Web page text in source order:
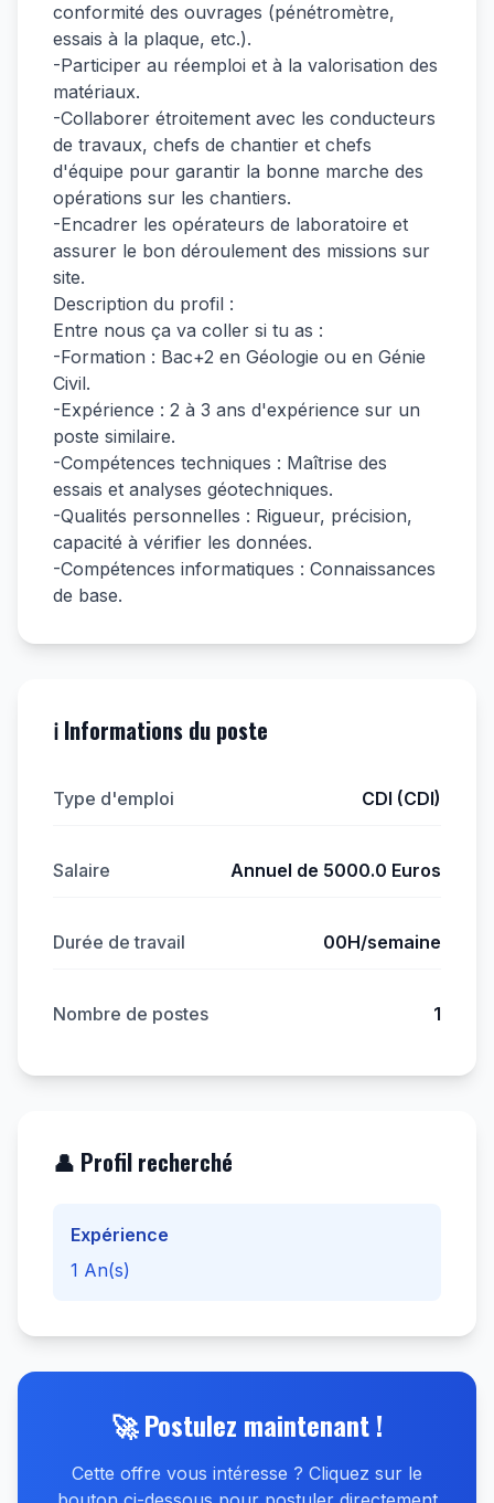
conformité des ouvrages (pénétromètre,
essais à la plaque, etc.).
-Participer au réemploi et à la valorisation des
matériaux.
-Collaborer étroitement avec les conducteurs
de travaux, chefs de chantier et chefs
d'équipe pour garantir la bonne marche des
opérations sur les chantiers.
-Encadrer les opérateurs de laboratoire et
assurer le bon déroulement des missions sur
site.
Description du profil :
Entre nous ça va coller si tu as :
-Formation : Bac+2 en Géologie ou en Génie
Civil.
-Expérience : 2 à 3 ans d'expérience sur un
poste similaire.
-Compétences techniques : Maîtrise des
essais et analyses géotechniques.
-Qualités personnelles : Rigueur, précision,
capacité à vérifier les données.
-Compétences informatiques : Connaissances
de base.
ℹ️ Informations du poste
Type d'emploi CDI (CDI)
Salaire Annuel de 5000.0 Euros
Durée de travail 00H/semaine
Nombre de postes 1
👤 Profil recherché
Expérience
1 An(s)
🚀 Postulez maintenant !
Cette offre vous intéresse ? Cliquez sur le